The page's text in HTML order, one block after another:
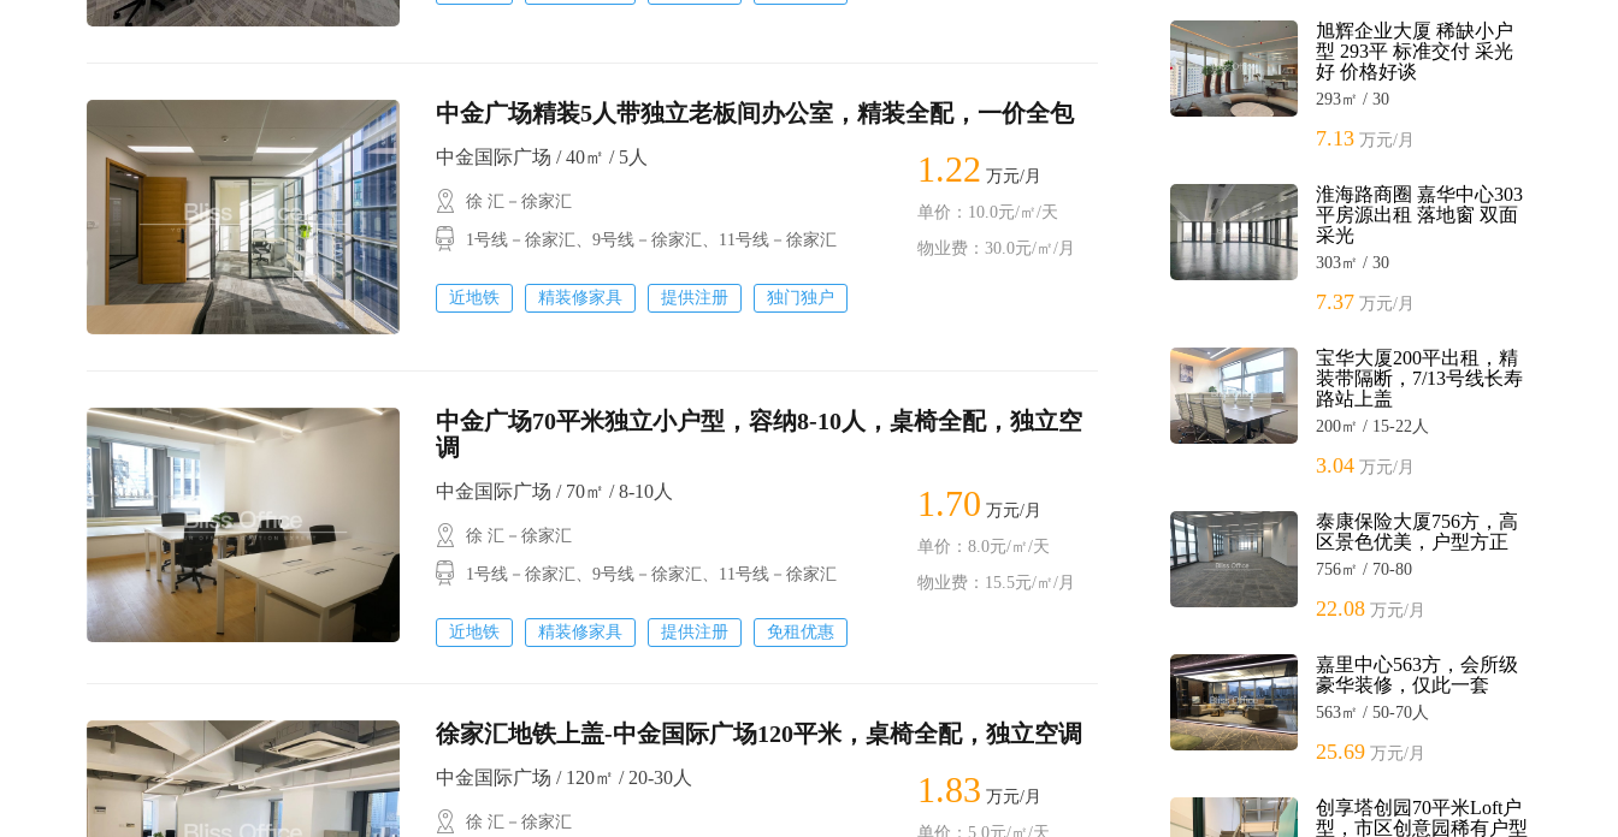
中金广场精装5人带独立老板间办公室，精装全配，一价全包
中金国际广场 / 40㎡ / 5人
徐 汇－徐家汇
1号线－徐家汇、9号线－徐家汇、11号线－徐家汇
近地铁 精装修家具 提供注册 独门独户
1.22 万元/月
单价：10.0元/㎡/天
物业费：30.0元/㎡/月
中金广场70平米独立小户型，容纳8-10人，桌椅全配，独立空
调
中金国际广场 / 70㎡ / 8-10人
徐 汇－徐家汇
1号线－徐家汇、9号线－徐家汇、11号线－徐家汇
近地铁 精装修家具 提供注册 免租优惠
1.70 万元/月
单价：8.0元/㎡/天
物业费：15.5元/㎡/月
徐家汇地铁上盖-中金国际广场120平米，桌椅全配，独立空调
中金国际广场 / 120㎡ / 20-30人
徐 汇－徐家汇
1.83 万元/月
单价：5.0元/㎡/天
旭辉企业大厦 稀缺小户
型 293平 标准交付 采光
好 价格好谈
293㎡ / 30
7.13 万元/月
淮海路商圈 嘉华中心303
平房源出租 落地窗 双面
采光
303㎡ / 30
7.37 万元/月
宝华大厦200平出租，精
装带隔断，7/13号线长寿
路站上盖
200㎡ / 15-22人
3.04 万元/月
泰康保险大厦756方，高
区景色优美，户型方正
756㎡ / 70-80
22.08 万元/月
嘉里中心563方，会所级
豪华装修，仅此一套
563㎡ / 50-70人
25.69 万元/月
创享塔创园70平米Loft户
型，市区创意园稀有户型